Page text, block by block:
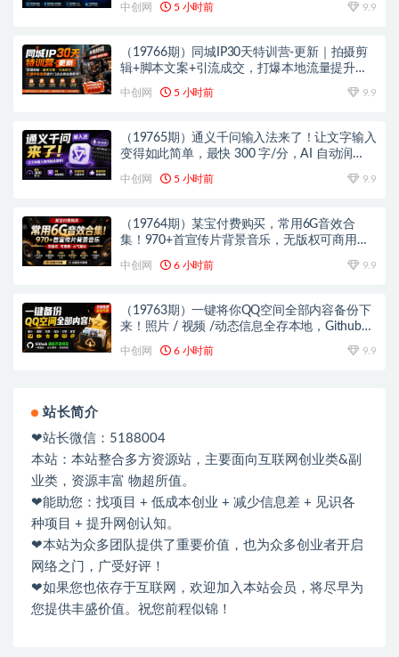
中创网 5 小时前 9.9
（19766期）同城IP30天特训营-更新｜拍摄剪
辑+脚本文案+引流成交，打爆本地流量提升门
中创网 5 小时前 9.9
（19765期）通义千问输入法来了！让文字输入
变得如此简单，最快 300 字/分，AI 自动润
中创网 5 小时前 9.9
（19764期）某宝付费购买，常用6G音效合
集！970+首宣传片背景音乐，无版权可商用大
中创网 6 小时前 9.9
（19763期）一键将你QQ空间全部内容备份下
来！照片 / 视频 /动态信息全存本地，Github最
中创网 6 小时前 9.9
站长简介
❤站长微信：5188004
本站：本站整合多方资源站，主要面向互联网创业类&副
业类，资源丰富 物超所值。
❤能助您：找项目 + 低成本创业 + 减少信息差 + 见识各
种项目 + 提升网创认知。
❤本站为众多团队提供了重要价值，也为众多创业者开启
网络之门，广受好评！
❤如果您也依存于互联网，欢迎加入本站会员，将尽早为
您提供丰盛价值。祝您前程似锦！